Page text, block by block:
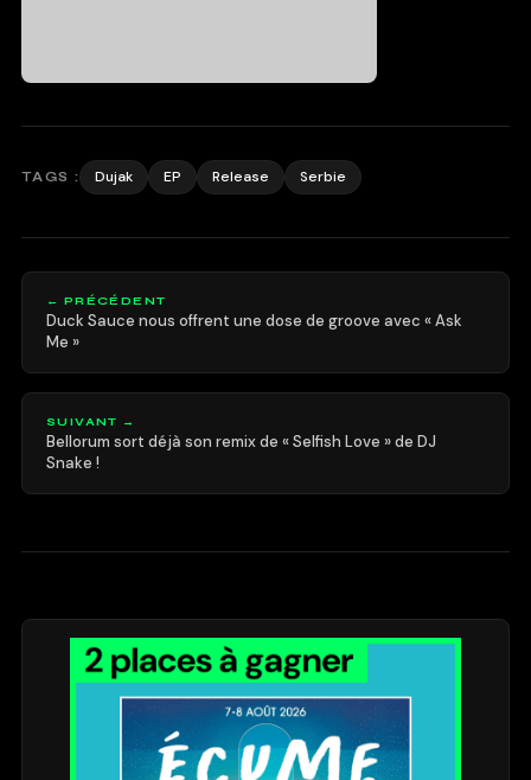
TAGS : Dujak EP Release Serbie
← PRÉCÉDENT
Duck Sauce nous offrent une dose de groove avec « Ask
Me »
SUIVANT →
Bellorum sort déjà son remix de « Selfish Love » de DJ
Snake !